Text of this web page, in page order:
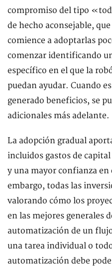
compromiso del tipo
de hecho aconsejable,
comience a adoptarlas
comenzar identificando
específico en el que la
puedan ayudar. Cuando
generado beneficios, se
adicionales más adelante.
La adopción gradual
incluidos gastos de
y una mayor confianza
embargo, todas las
valorando cómo los
en las mejores generales
automatización de un
una tarea individual o
automatización debe